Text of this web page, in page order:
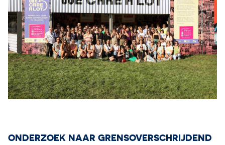
ONDERZOEK NAAR GRENSOVERSCHRIJDEND